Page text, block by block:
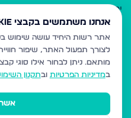
ירושלים
אלעד
גבעת זאב
בית שמש
רכסים
מודיעין עילית
אנחנו משתמשים בקבצי Cookie
לצורך תפעול האתר, שיפור
מותאם. ניתן לבחור אילו סוגי
במדיניות הפרטיות ובתקנון